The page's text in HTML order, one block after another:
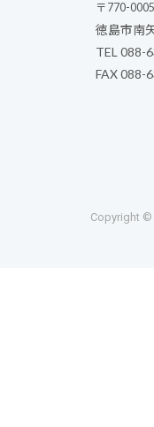
〒770-0005
徳島市南
TEL 088-
FAX 088-
Copyright ©